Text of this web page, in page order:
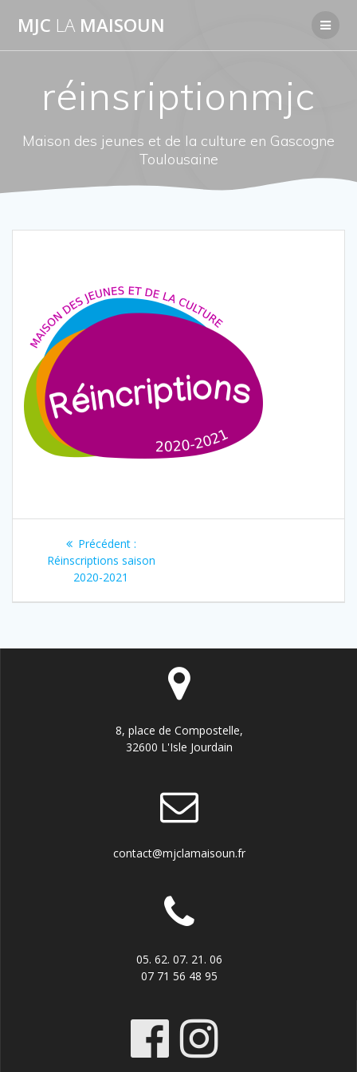
MJC LA MAISOUN
réinsriptionmjc
Maison des jeunes et de la culture en Gascogne
Toulousaine
Navigation
l’article
Précédent :Article
précédent
Réinscriptions saison
2020-2021
8, place de Compostelle,
32600 L'Isle Jourdain
contact@mjclamaisoun.fr
05. 62. 07. 21. 06
07 71 56 48 95